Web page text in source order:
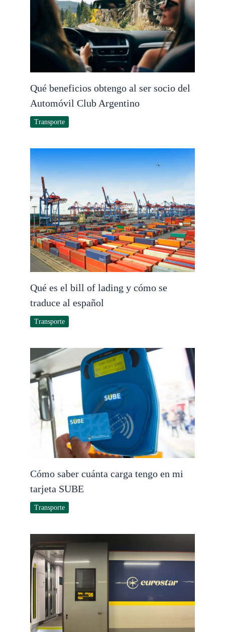
Qué beneficios obtengo al ser socio del
Automóvil Club Argentino
Transporte
Qué es el bill of lading y cómo se
traduce al español
Transporte
Cómo saber cuánta carga tengo en mi
tarjeta SUBE
Transporte